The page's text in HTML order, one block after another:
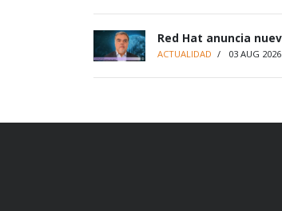
Red Hat anuncia
ACTUALIDAD / 03 AUG 2026